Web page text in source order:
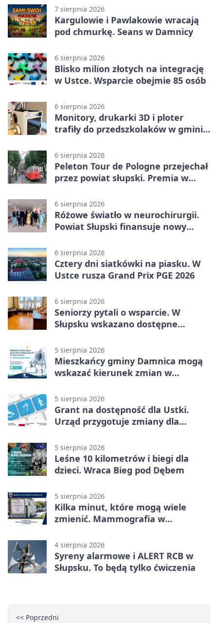
7 sierpnia 2026
Kargulowie i Pawlakowie wracają
pod chmurkę. Seans w Damnicy
6 sierpnia 2026
Blisko milion złotych na integrację
w Ustce. Wsparcie obejmie 85 osób
6 sierpnia 2026
Monitory, drukarki 3D i ploter
trafiły do przedszkolaków w gminie
6 sierpnia 2026
Peleton Tour de Pologne przejechał
przez powiat słupski. Premia w
6 sierpnia 2026
Różowe światło w neurochirurgii.
Powiat Słupski finansuje nowy
6 sierpnia 2026
Cztery dni siatkówki na piasku. W
Ustce rusza Grand Prix PGE 2026
6 sierpnia 2026
Seniorzy pytali o wsparcie. W
Słupsku wskazano dostępne
5 sierpnia 2026
Mieszkańcy gminy Damnica mogą
wskazać kierunek zmian w
5 sierpnia 2026
Grant na dostępność dla Ustki.
Urząd przygotuje zmiany dla
5 sierpnia 2026
Leśne 10 kilometrów i biegi dla
dzieci. Wraca Bieg pod Dębem
5 sierpnia 2026
Kilka minut, które mogą wiele
zmienić. Mammografia w
4 sierpnia 2026
Syreny alarmowe i ALERT RCB w
Słupsku. To będą tylko ćwiczenia
<< Poprzedni